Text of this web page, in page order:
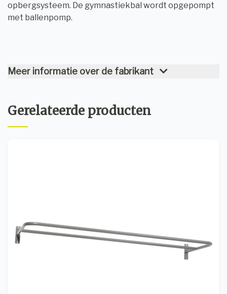
opbergsysteem. De gymnastiekbal wordt opgepompt
met ballenpomp.
Meer informatie over de fabrikant
Gerelateerde producten